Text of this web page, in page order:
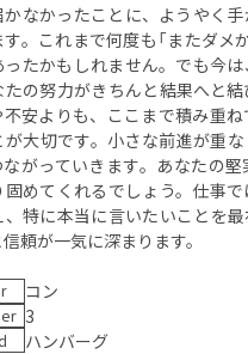
かなかったことに、ようやく
。これまで何度も「またダメ
ったかもしれません。でも今
の努力がきちんと結果へと
安よりも、ここまで積み重
が大切です。小さな前進が重
ながっていきます。あなたの
固めてくれるでしょう。仕事
、特に本当に言いたいことを
頼が一気に深まります。
コン
3
ハンバーグ